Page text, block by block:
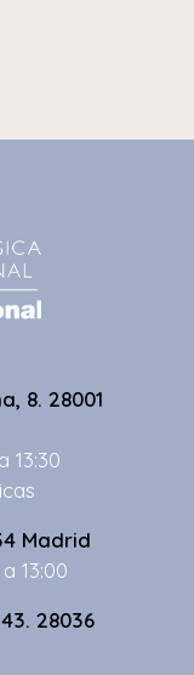
8. 28001
13:30
Madrid
13:00
28036